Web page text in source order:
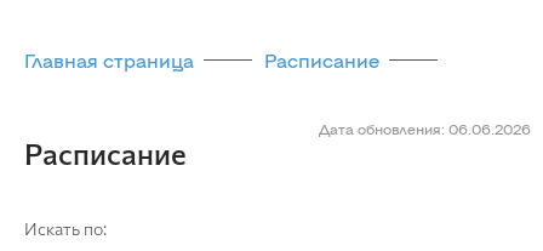
Главная страница Расписание
Дата обновления: 06.06.2026
Расписание
Искать по: